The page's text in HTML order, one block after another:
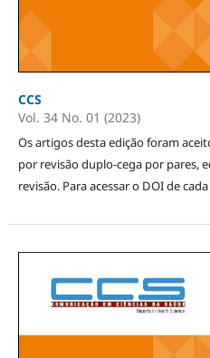
CCS
Vol. 34 No. 01 (2023)
Os artigos desta edição foram
por revisão duplo-cega por pares,
revisão. Para acessar o DOI de